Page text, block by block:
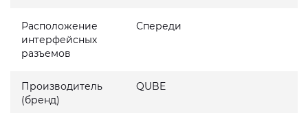
Расположение
интерфейсных
разъемов
Спереди
Производитель
(бренд)
QUBE